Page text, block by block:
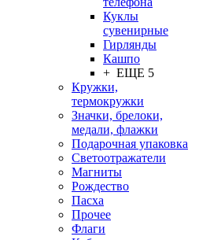
Куклы
сувенирные
Гирлянды
Кашпо
+ ЕЩЕ 5
Кружки,
термокружки
Значки, брелоки,
медали, флажки
Подарочная упаковка
Светоотражатели
Магниты
Рождество
Пасха
Прочее
Флаги